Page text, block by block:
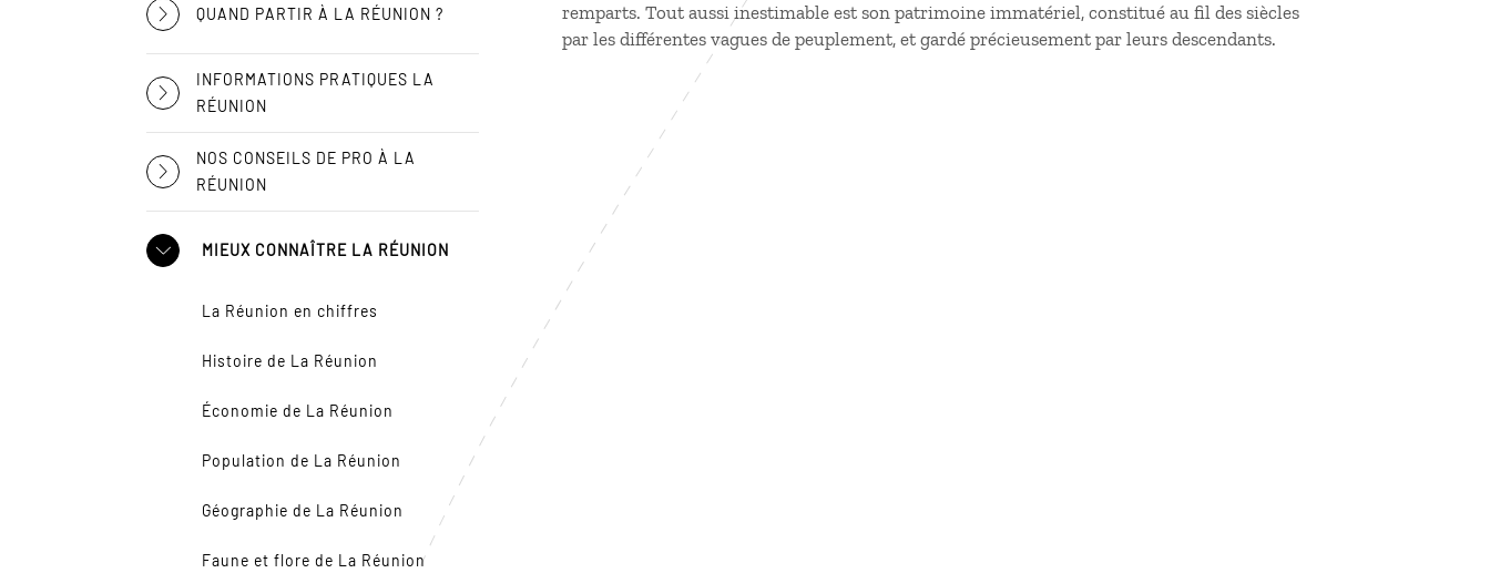
QUAND PARTIR À LA RÉUNION ?
INFORMATIONS PRATIQUES LA
RÉUNION
NOS CONSEILS DE PRO À LA
RÉUNION
MIEUX CONNAÎTRE LA RÉUNION
La Réunion en chiffres
Histoire de La Réunion
Économie de La Réunion
Population de La Réunion
Géographie de La Réunion
Faune et flore de La Réunion
remparts. Tout aussi inestimable est son patrimoine immatériel, constitué au fil des siècles
par les différentes vagues de peuplement, et gardé précieusement par leurs descendants.